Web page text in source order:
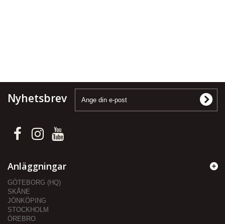
Nyhetsbrev
Anläggningar
GÖTEBORG (HQ)
SKÅNE
JÖNKÖPING
STOCKHOLM
ÖREBRO